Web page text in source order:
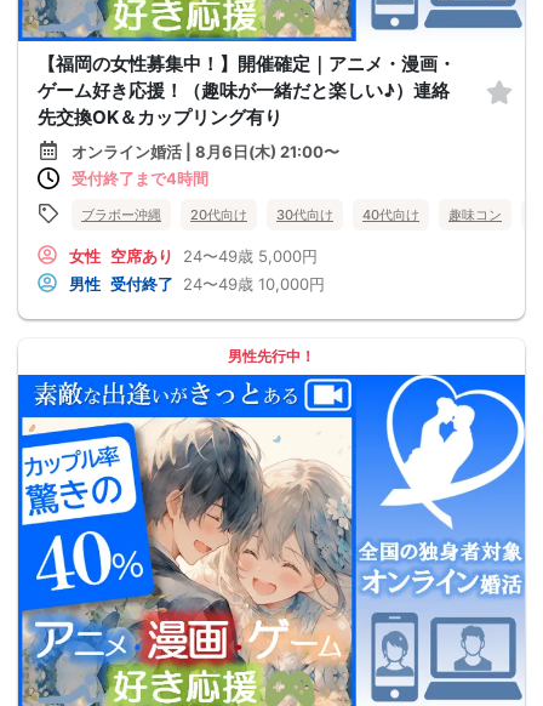
【福岡の女性募集中！】開催確定｜アニメ・漫画・
ゲーム好き応援！（趣味が一緒だと楽しい♪）連絡
先交換OK＆カップリング有り
オンライン婚活 | 8月6日(木) 21:00〜
受付終了まで4時間
ブラボー沖縄 20代向け 30代向け 40代向け 趣味コン
女性 空席あり 24〜49歳 5,000円
男性 受付終了 24〜49歳 10,000円
男性先行中！